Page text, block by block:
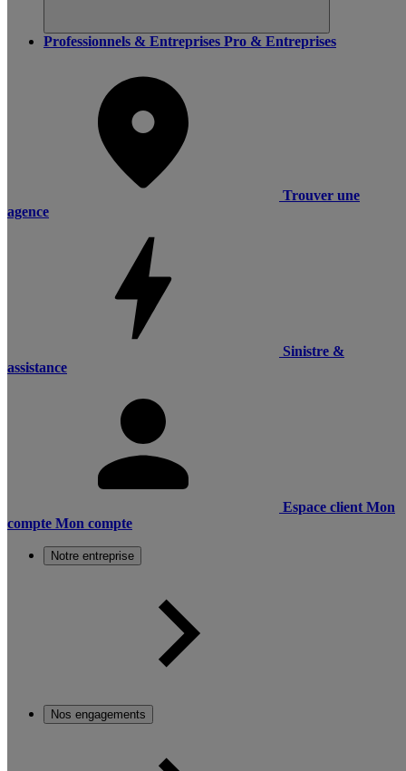
Professionnels & Entreprises Pro & Entreprises
Trouver une
agence
Sinistre &
assistance
Espace client Mon
compte Mon compte
Notre entreprise
Nos engagements